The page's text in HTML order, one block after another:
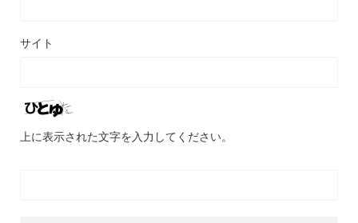
サイト
上に表示された文字を入力してください。